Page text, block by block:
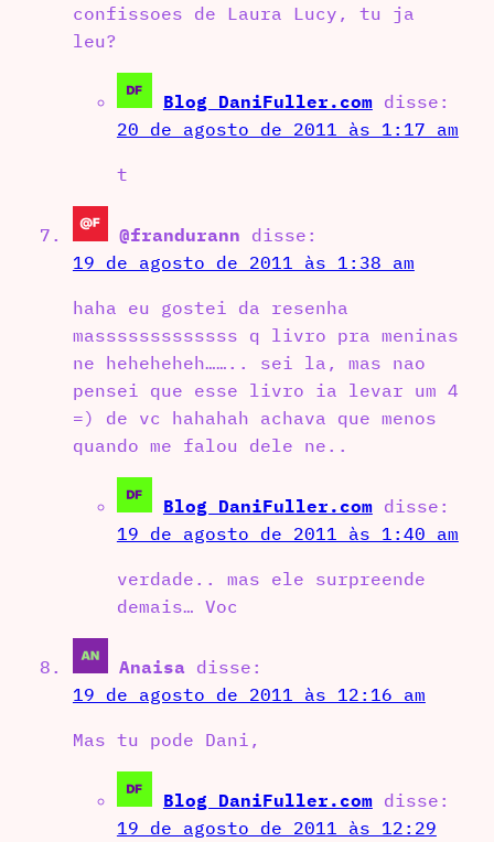
confissoes de Laura Lucy, tu ja
leu?
Blog DaniFuller.com disse:
20 de agosto de 2011 às 1:17 am
t
@frandurann disse:
19 de agosto de 2011 às 1:38 am
haha eu gostei da resenha
masssssssssssss q livro pra meninas
ne heheheheh…….. sei la, mas nao
pensei que esse livro ia levar um 4
=) de vc hahahah achava que menos
quando me falou dele ne..
Blog DaniFuller.com disse:
19 de agosto de 2011 às 1:40 am
verdade.. mas ele surpreende
demais… Voc
Anaisa disse:
19 de agosto de 2011 às 12:16 am
Mas tu pode Dani,
Blog DaniFuller.com disse:
19 de agosto de 2011 às 12:29